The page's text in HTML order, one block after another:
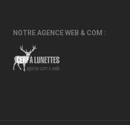
NOTRE AGENCE WEB & COM :